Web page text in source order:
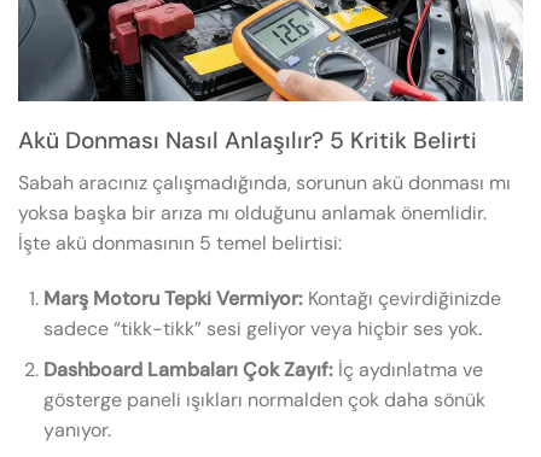
Akü Donması Nasıl Anlaşılır? 5 Kritik Belirti
Sabah aracınız çalışmadığında, sorunun akü donması mı
yoksa başka bir arıza mı olduğunu anlamak önemlidir.
İşte akü donmasının 5 temel belirtisi:
Marş Motoru Tepki Vermiyor:Kontağı çevirdiğinizde
sadece “tikk-tikk” sesi geliyor veya hiçbir ses yok.
Dashboard Lambaları Çok Zayıf:İç aydınlatma ve
gösterge paneli ışıkları normalden çok daha sönük
yanıyor.